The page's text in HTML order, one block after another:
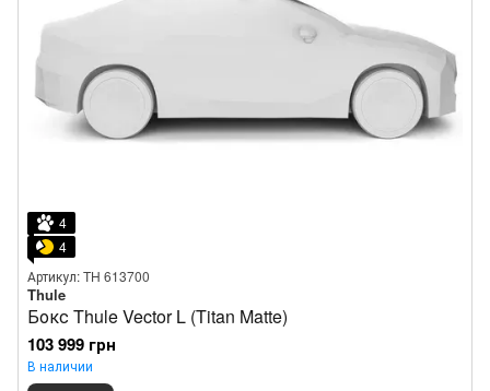
4
4
Артикул: TH 613700
Thule
Бокс Thule Vector L (Titan Matte)
103 999 грн
В наличии